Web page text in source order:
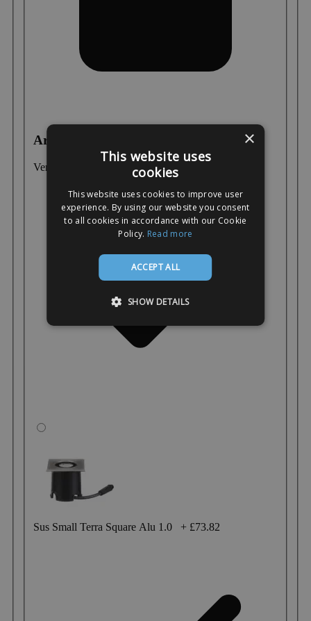
Armatuur
Verplicht
Sus Small Terra Square Alu 1.0 + £73.82
×
This website uses
cookies
This website uses cookies to improve user
experience. By using our website you consent
to all cookies in accordance with our Cookie
Policy. Read more
ACCEPT ALL
SHOW DETAILS